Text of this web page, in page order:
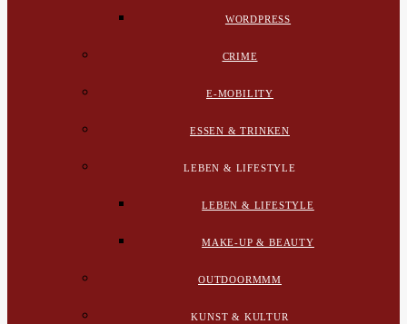
WORDPRESS
CRIME
E-MOBILITY
ESSEN & TRINKEN
LEBEN & LIFESTYLE
LEBEN & LIFESTYLE
MAKE-UP & BEAUTY
OUTDOORMMM
KUNST & KULTUR